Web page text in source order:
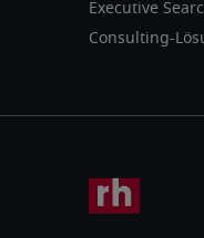
Executive
Consulting-